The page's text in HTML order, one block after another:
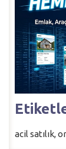
acil satılık,